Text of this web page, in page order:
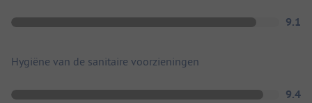
9.1
Hygiëne van de sanitaire voorzieningen
9.4